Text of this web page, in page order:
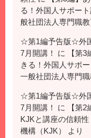
る！外国人サポー
般社団法人専門職
☆第1編予告版☆外
7月開講！
に
【第
きる！外国人サポ
一般社団法人専門
☆第1編予告版☆外
7月開講！
に
【第
KJKと講座の信頼
機構（KJK）
より